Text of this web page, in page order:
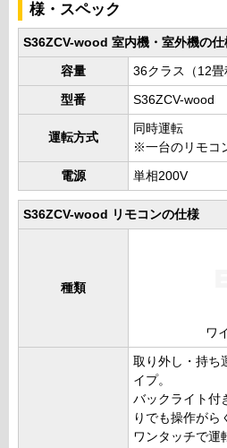
様・スペック
S36ZCV-wood 室内機・室外機の仕
容量 36クラス（12畳
型番 S36ZCV-wood
運転方式
同時運転
※一台のリモコ
電源 単相200V
S36ZCV-wood リモコンの仕様
種類
ワ
取り外し・持ち
イプ。
バックライト付
りでも操作がら
ワンタッチで運